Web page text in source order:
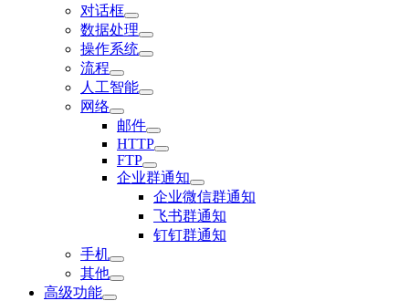
对话框
数据处理
操作系统
流程
人工智能
网络
邮件
HTTP
FTP
企业群通知
企业微信群通知
飞书群通知
钉钉群通知
手机
其他
高级功能